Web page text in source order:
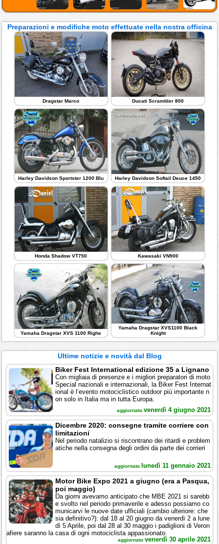
Preparazioni e modifiche moto effettuate nella nostra officina
Dragstar Marco Ducati Scrambler 800
Harley Davidson Sportster 1200 Blu Harley Davidson Softail Deuce 1450
Honda Shadow VT750 Kawasaki VN900
Yamaha Dragstar XVS 1100 Righe
Yamaha Dragstar XVS1100 Black
Knight
Ultime notizie e novità dal Blog
Biker Fest International edizione 35 a Lignano
Con migliaia di presenze e i migliori preparatori di moto
Special nazionali e internazionali, la Biker Fest Internat
ional è l’evento motociclistico outdoor più importante n
on solo in Italia ma in tutta Europa.
aggiornato venerdì 4 giugno 2021
Dicembre 2020: consegne tramite corriere con
limitazioni
Nel periodo natalizio si riscontrano dei ritardi e problem
atiche nella consegna degli ordini da parte dei corrieri
aggiornato lunedì 11 gennaio 2021
Motor Bike Expo 2021 a giugno (era a Pasqua,
poi maggio)
Da giorni avevamo anticipato che MBE 2021 si sarebb
e svolto nel periodo primaverile e adesso possiamo co
municarvi le nuove date ufficiali (cambio ulteriore: che
sia definitivo?): dal 18 al 20 giugno da venerdì 2 a lune
dì 5 Aprile, poi dal 28 al 30 maggio i padiglioni di Veron
afiere saranno la casa di ogni motociclista appassionato.
aggiornato venerdì 30 aprile 2021